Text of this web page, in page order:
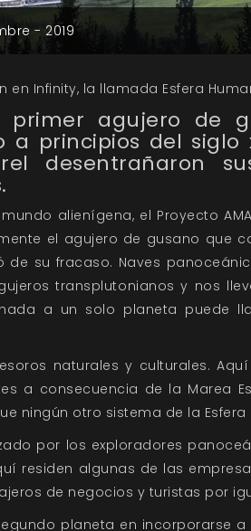
- 2019
Infinity, la llamada Esfera
primer agujero de
principios del siglo
desentrañaron
alienígena, el Proyecto
el agujero de gusano que
su fracaso. Naves
transplutonianos y nos
a un solo planeta puede
naturales y culturales.
a consecuencia de la Marea
ningún otro sistema de la Esfera
por los exploradores
residen algunas de las
de negocios y turistas por
planeta en incorporarse